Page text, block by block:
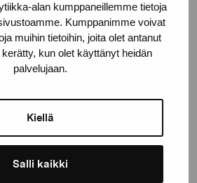
alan kumppaneillemme tietoja
Kumppanimme voivat
muihin tietoihin, joita olet antanut
kerätty, kun olet käyttänyt heidän
palvelujaan.
Kiellä
Salli kaikki